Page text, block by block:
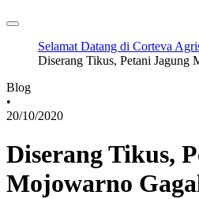
Selamat Datang di Corteva
Diserang Tikus, Petani Jagung
Blog
•
20/10/2020
Diserang Tikus,
Mojowarno